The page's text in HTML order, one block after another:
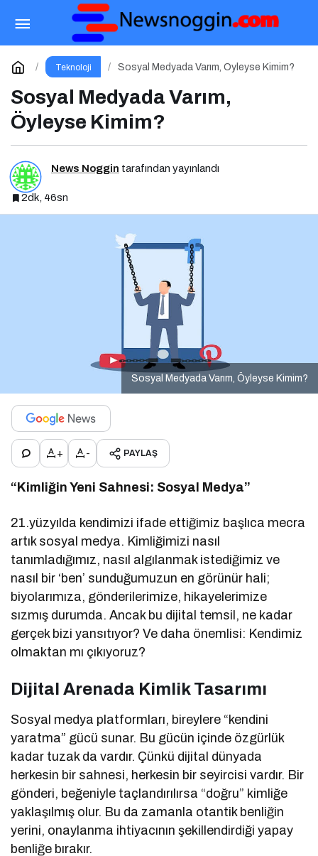
Teknoloji Sosyal Medyada Varım, Öyleyse Kimim?
Sosyal Medyada Varım,
Öyleyse Kimim?
News Noggin tarafından yayınlandı
2dk, 46sn
Sosyal Medyada Varım, Öyleyse Kimim?
+ - PAYLAŞ
“Kimliğin Yeni Sahnesi: Sosyal Medya”
21.yüzyılda kendimizi ifade ettiğimiz başlıca mecra
artık sosyal medya. Kimliğimizi nasıl
tanımladığımız, nasıl algılanmak istediğimiz ve
nasıl bir ‘ben’ sunduğumuzun en görünür hali;
biyolarımıza, gönderilerimize, hikayelerimize
sızmış durumda. Ancak bu dijital temsil, ne kadar
gerçek bizi yansıtıyor? Ve daha önemlisi: Kendimiz
olmaktan mı çıkıyoruz?
Dijital Arenada Kimlik Tasarımı
Sosyal medya platformları, bireylere “kendini
yaratma” gücü sunar. Bu gücün içinde özgürlük
kadar tuzak da vardır. Çünkü dijital dünyada
herkesin bir sahnesi, herkesin bir seyircisi vardır. Bir
gönderi, beğeniyle taçlandırılırsa “doğru” kimliğe
yaklaşılmış olur. Bu da zamanla otantik benliğin
yerini, onaylanma ihtiyacının şekillendirdiği yapay
benliğe bırakır.
Fiber Hızında Gelişen Uçurum: Kimler Bağlı,
Kimler Dışarıda
Yorum Yap